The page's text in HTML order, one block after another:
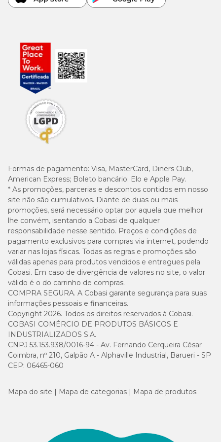
Formas de pagamento: Visa, MasterCard, Diners Club,
American Express; Boleto bancário; Elo e Apple Pay.
* As promoções, parcerias e descontos contidos em nosso
site não são cumulativos. Diante de duas ou mais
promoções, será necessário optar por aquela que melhor
lhe convém, isentando a Cobasi de qualquer
responsabilidade nesse sentido. Preços e condições de
pagamento exclusivos para compras via internet, podendo
variar nas lojas físicas. Todas as regras e promoções são
válidas apenas para produtos vendidos e entregues pela
Cobasi. Em caso de divergência de valores no site, o valor
válido é o do carrinho de compras.
COMPRA SEGURA. A Cobasi garante segurança para suas
informações pessoais e financeiras.
Copyright 2026. Todos os direitos reservados à Cobasi.
COBASI COMÉRCIO DE PRODUTOS BÁSICOS E
INDUSTRIALIZADOS S.A.
CNPJ 53.153.938/0016-94 - Av. Fernando Cerqueira César
Coimbra, nº 210, Galpão A - Alphaville Industrial, Barueri - SP
CEP: 06465-060
Mapa do site Mapa de categorias Mapa de produtos